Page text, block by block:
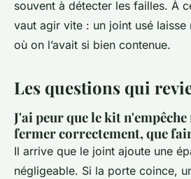
souvent à détecter les failles. À
vaut agir vite : un joint usé laisse
où on l’avait si bien contenue.
Les questions qui
J'ai peur que le kit
fermer correctement, que
Il arrive que le joint ajoute une
négligeable. Si la porte coince,